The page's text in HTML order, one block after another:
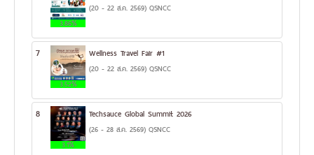
3.86%
(20 - 22 ส.ค. 2569) QSNCC
7
3.52%
Wellness Travel Fair #1
(20 - 22 ส.ค. 2569) QSNCC
8
3.1%
Techsauce Global Summit 2026
(26 - 28 ส.ค. 2569) QSNCC